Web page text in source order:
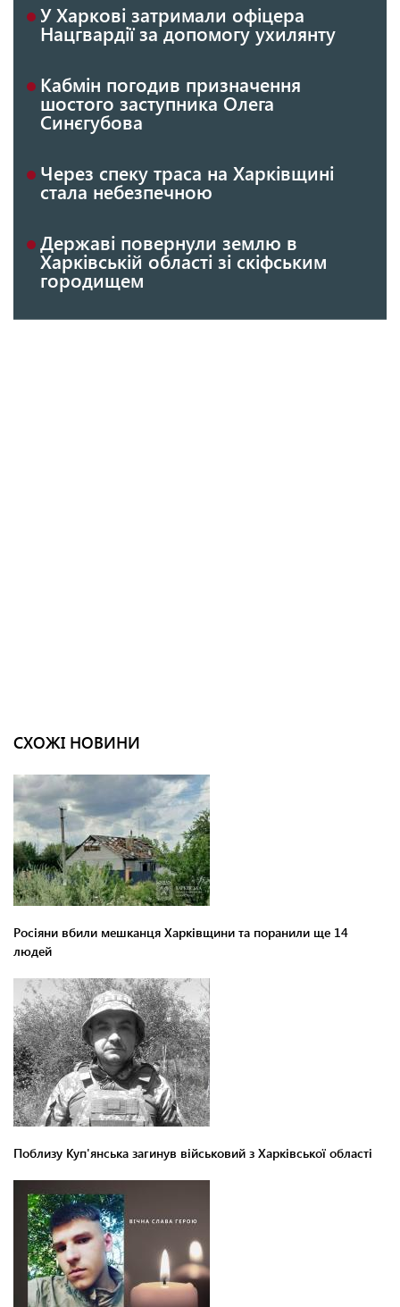
У Харкові затримали офіцера
Нацгвардії за допомогу ухилянту
Кабмін погодив призначення
шостого заступника Олега
Синєгубова
Через спеку траса на Харківщині
стала небезпечною
Державі повернули землю в
Харківській області зі скіфським
городищем
СХОЖІ НОВИНИ
Росіяни вбили мешканця Харківщини та поранили ще 14
людей
Поблизу Куп'янська загинув військовий з Харківської області